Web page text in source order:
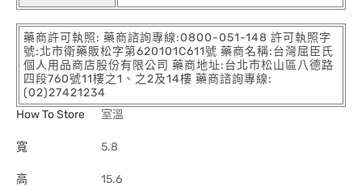
藥商許可執照: 藥商諮詢專線:0800-051-148 許可執照字
號:北市衛藥販松字第620101C611號 藥商名稱:台灣屈臣氏
個人用品商店股份有限公司 藥商地址:台北市松山區八德路
四段760號11樓之1、之2及14樓 藥商諮詢專線:
(02)27421234
How To Store
室溫
寬 5.8
高 15.6